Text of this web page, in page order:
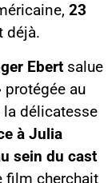
23
déjà.
Ebert salue
protégée au
délicatesse
à Julia
sein du cast
film cherchait